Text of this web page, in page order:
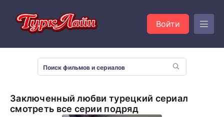
Войти
Заключенный любви турецкий сериал
смотреть все серии подряд